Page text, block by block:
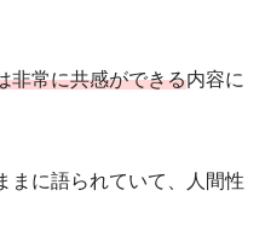
非常に共感ができる内容に
まに語られていて、人間性